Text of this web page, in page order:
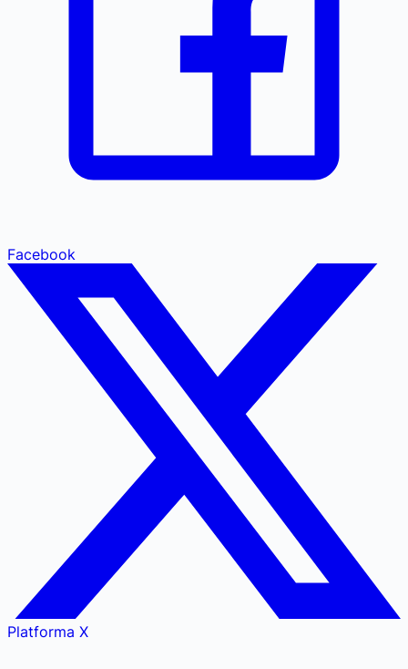
Facebook
Platforma X